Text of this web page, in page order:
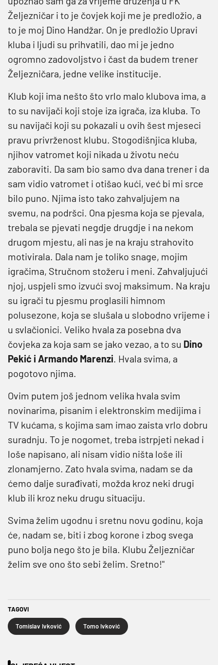
Željezničar i to je čovjek koji me je predložio, a
to je moj Dino Handžar. On je predložio Upravi
kluba i ljudi su prihvatili, dao mi je jedno
ogromno zadovoljstvo i čast da budem trener
Željezničara, jedne velike institucije.
Klub koji ima nešto što vrlo malo klubova ima, a
to su navijači koji stoje iza igrača, iza kluba. To
su navijači koji su pokazali u ovih šest mjeseci
pravu privrženost klubu. Stogodišnjica kluba,
njihov vatromet koji nikada u životu neću
zaboraviti. Da sam bio samo dva dana trener i da
sam vidio vatromet i otišao kući, već bi mi srce
bilo puno. Njima isto tako zahvaljujem na
svemu, na podršci. Ona pjesma koja se pjevala,
trebala se pjevati negdje drugdje i na nekom
drugom mjestu, ali nas je na kraju strahovito
motivirala. Dala nam je toliko snage, mojim
igračima, Stručnom stožeru i meni. Zahvaljujući
njoj, uspjeli smo izvući svoj maksimum. Na kraju
su igrači tu pjesmu proglasili himnom
polusezone, koja se slušala u slobodno vrijeme i
u svlačionici. Veliko hvala za posebna dva
čovjeka za koja sam se jako vezao, a to su Dino
Pekić i Armando Marenzi. Hvala svima, a
pogotovo njima.
Ovim putem još jednom velika hvala svim
novinarima, pisanim i elektronskim medijima i
TV kućama, s kojima sam imao zaista vrlo dobru
suradnju. To je nogomet, treba istrpjeti nekad i
loše napisano, ali nisam vidio ništa loše ili
zlonamjerno. Zato hvala svima, nadam se da
ćemo dalje surađivati, možda kroz neki drugi
klub ili kroz neku drugu situaciju.
Svima želim ugodnu i sretnu novu godinu, koja
će, nadam se, biti i zbog korone i zbog svega
puno bolja nego što je bila. Klubu Željezničar
želim sve ono što sebi želim. Sretno!"
TAGOVI
Tomislav Ivković Tomo Ivković